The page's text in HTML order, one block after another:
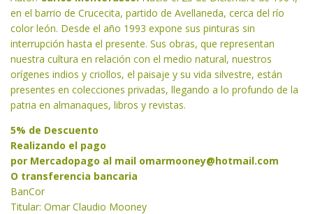
en el barrio de Crucecita, partido de Avellaneda, cerca del río
color león. Desde el año 1993 expone sus pinturas sin
interrupción hasta el presente. Sus obras, que representan
nuestra cultura en relación con el medio natural, nuestros
orígenes indios y criollos, el paisaje y su vida silvestre, están
presentes en colecciones privadas, llegando a lo profundo de la
patria en almanaques, libros y revistas.
5% de Descuento
Realizando el pago
por Mercadopago al mail omarmooney@hotmail.com
O transferencia bancaria
BanCor
Titular: Omar Claudio Mooney